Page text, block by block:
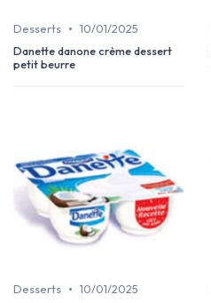
Desserts • 10/01/2025
Danette danone crème dessert
petit beurre
Desserts • 10/01/2025